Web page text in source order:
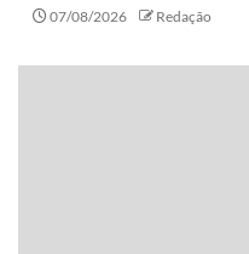
07/08/2026 Redação